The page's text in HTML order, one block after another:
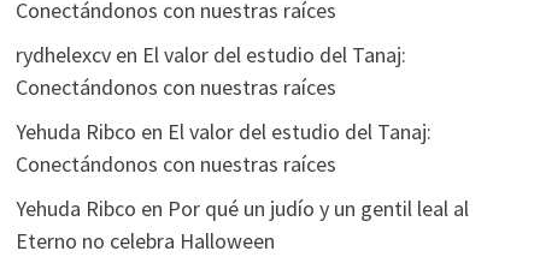
Conectándonos con nuestras raíces
rydhelexcven El valor del estudio del Tanaj:
Conectándonos con nuestras raíces
Yehuda Ribco en El valor del estudio del Tanaj:
Conectándonos con nuestras raíces
Yehuda Ribco en Por qué un judío y un gentil leal al
Eterno no celebra Halloween